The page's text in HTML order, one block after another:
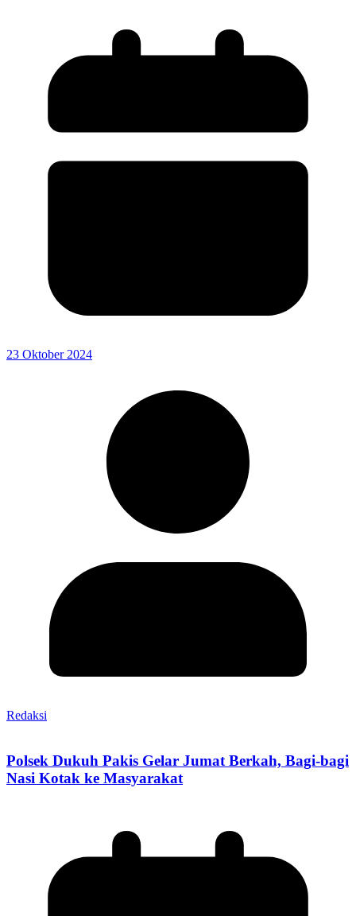
23 Oktober 2024
Redaksi
Polsek Dukuh Pakis Gelar Jumat Berkah, Bagi-bagi
Nasi Kotak ke Masyarakat